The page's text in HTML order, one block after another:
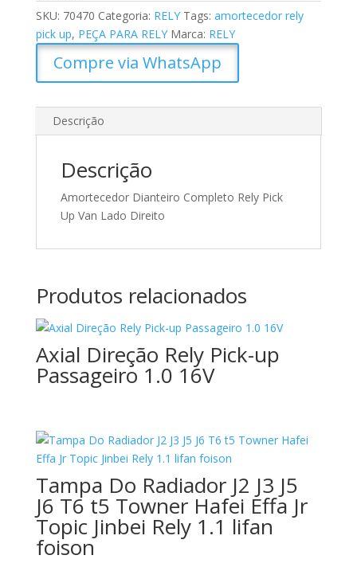
SKU: 70470 Categoria: RELY Tags: amortecedor rely
pick up, PEÇA PARA RELY Marca: RELY
Compre via WhatsApp
Descrição
Descrição
Amortecedor Dianteiro Completo Rely Pick
Up Van Lado Direito
Produtos relacionados
Axial Direção Rely Pick-up
Passageiro 1.0 16V
Tampa Do Radiador J2 J3 J5
J6 T6 t5 Towner Hafei Effa Jr
Topic Jinbei Rely 1.1 lifan
foison